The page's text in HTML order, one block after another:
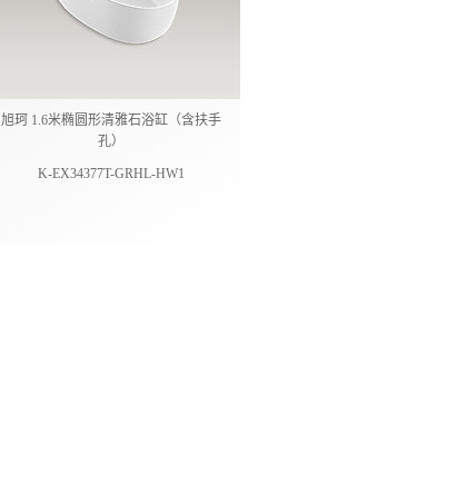
旭珂 1.6米椭圆形清雅石浴缸（含扶手
孔）
K-EX34377T-GRHL-HW1